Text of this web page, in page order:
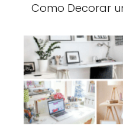
Como Decorar